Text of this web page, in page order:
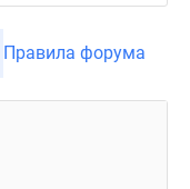
Правила форума